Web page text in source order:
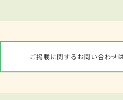
ご掲載に関するお問い合わせ